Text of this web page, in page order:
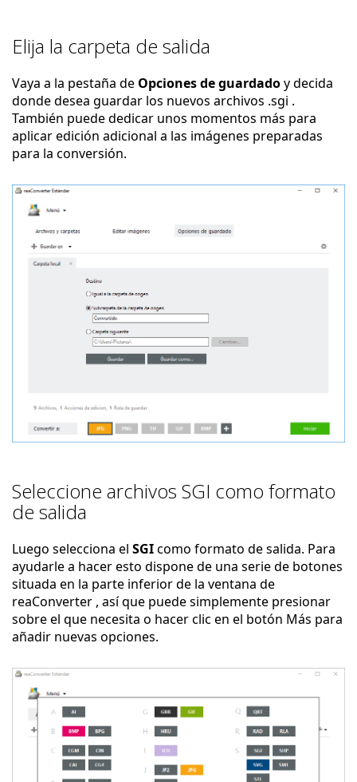
Elija la carpeta de salida
Vaya a la pestaña de Opciones de guardadoy decida
donde desea guardar los nuevos archivos .sgi .
También puede dedicar unos momentos más para
aplicar edición adicional a las imágenes preparadas
para la conversión.
Seleccione archivos SGI como formato
de salida
Luego selecciona el SGIcomo formato de salida. Para
ayudarle a hacer esto dispone de una serie de botones
situada en la parte inferior de la ventana de
reaConverter , así que puede simplemente presionar
sobre el que necesita o hacer clic en el botón Más para
añadir nuevas opciones.